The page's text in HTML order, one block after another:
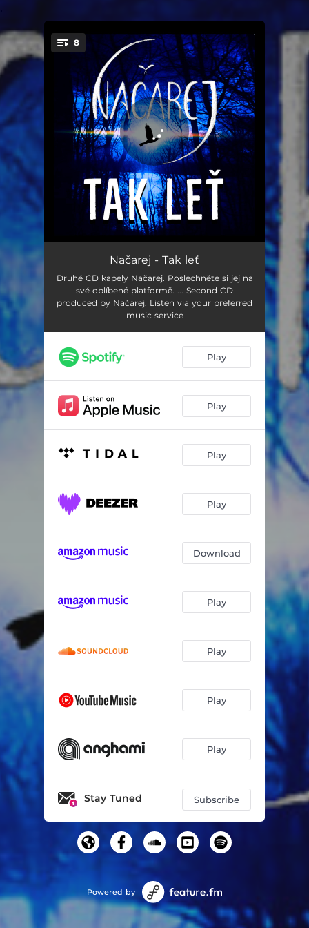
You're all set!
8
Mrtvá láska 03:12
Dopis 03:44
Víla 02:29
Andělé 03:49
Zpověď 03:43
Synáček 03:14
Načarej - Tak leť
Druhé CD kapely Načarej. Poslechněte si jej na
své oblíbené platformě. ... Second CD
produced by Načarej. Listen via your preferred
music service
Play
Play
Play
Play
Download
Play
Play
Play
Play
Stay Tuned Subscribe
Powered by
.